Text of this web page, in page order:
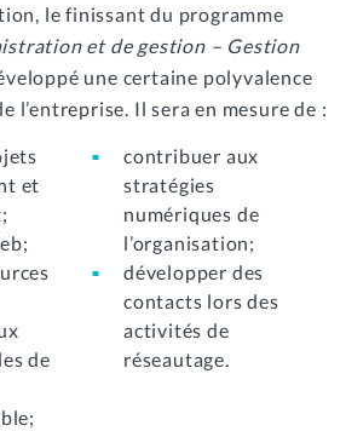
le finissant du programme
et de gestion – Gestion
une certaine polyvalence
l’entreprise. Il sera en mesure de :
et
de
contribuer aux
stratégies
numériques de
l’organisation;
développer des
contacts lors des
activités de
réseautage.